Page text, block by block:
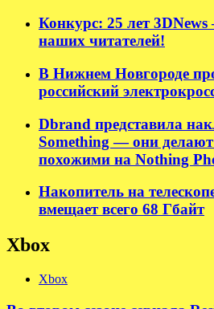
Конкурс: 25 лет
наших читателей!
В Нижнем Новгороде
российский
Dbrand представила
Something — они
похожими на Nothing
Накопитель на
вмещает всего 68 Гбайт
Xbox
Xbox